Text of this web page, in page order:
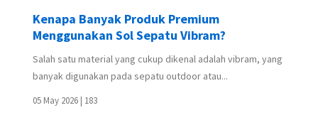
Kenapa Banyak Produk Premium
Menggunakan Sol Sepatu Vibram?
Salah satu material yang cukup dikenal adalah vibram, yang
banyak digunakan pada sepatu outdoor atau...
05 May 2026 | 183